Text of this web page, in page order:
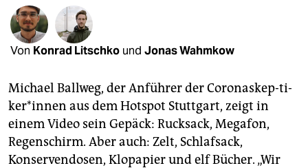
shop
fragen & hilfe
abo
genossenschaft
epaper login
Von Konrad Litschko und Jonas Wahmkow
Michael Ballweg, der Anführer der Corona­skep-ti­
ke­r*in­nen aus dem Hotspot Stut­tgart, zeigt in
einem Video sein Gepäck: Rucksack, Megafon,
Regenschirm. Aber auch: Zelt, Schlafsack,
Konservendosen, Klopapier und elf Bücher. „Wir